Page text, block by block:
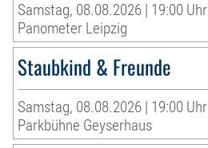
Samstag, 08.08.2026 | 19:00 Uhr
Panometer Leipzig
Staubkind & Freunde
Samstag, 08.08.2026 | 19:00 Uhr
Parkbühne Geyserhaus